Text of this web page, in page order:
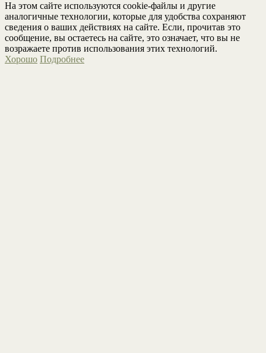
На этом сайте используются cookie-файлы и другие
аналогичные технологии, которые для удобства сохраняют
сведения о ваших действиях на сайте. Если, прочитав это
сообщение, вы остаетесь на сайте, это означает, что вы не
возражаете против использования этих технологий.
Хорошо Подробнее